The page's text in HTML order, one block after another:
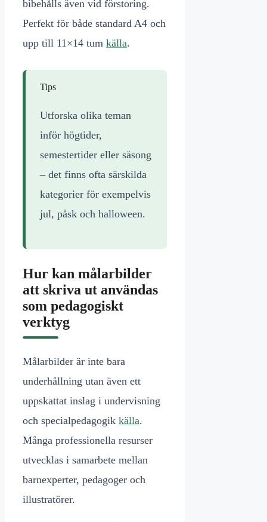
bibehålls även vid förstoring.
Perfekt för både standard A4 och
upp till 11×14 tum källa.
Tips
Utforska olika teman
inför högtider,
semestertider eller säsong
– det finns ofta särskilda
kategorier för exempelvis
jul, påsk och halloween.
Hur kan målarbilder
att skriva ut användas
som pedagogiskt
verktyg
Målarbilder är inte bara
underhållning utan även ett
uppskattat inslag i undervisning
och specialpedagogik källa.
Många professionella resurser
utvecklas i samarbete mellan
barnexperter, pedagoger och
illustratörer.